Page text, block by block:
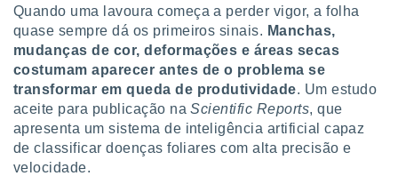
como
um perfil
lhe
e
com
Pode
na nossa
Quando uma lavoura começa a perder vigor, a folha
quase sempre dá os primeiros sinais. Manchas,
mudanças de cor, deformações e áreas secas
costumam aparecer antes de o problema se
transformar em queda de produtividade. Um estudo
aceite para publicação naScientific Reports, que
apresenta um sistema de inteligência artificial capaz
de classificar doenças foliares com alta precisão e
velocidade.